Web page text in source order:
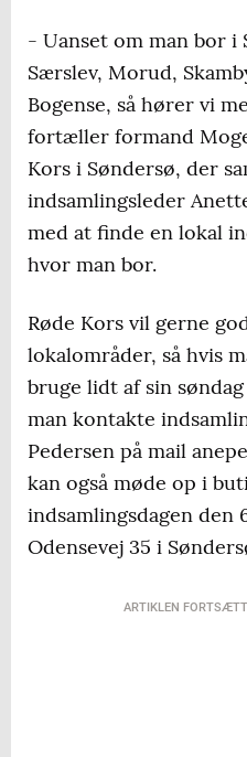
- Uanset om man bor i
Særslev, Morud,
Bogense, så hører vi
fortæller formand
Kors i Søndersø, der
indsamlingsleder
med at finde en lokal
hvor man bor.
Røde Kors vil gerne
lokalområder, så hvis
bruge lidt af sin
man kontakte
Pedersen på mail
kan også møde op i
indsamlingsdagen den
Odensevej 35 i
ARTIKLEN